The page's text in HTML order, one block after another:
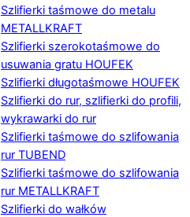
Szlifierki taśmowe do metalu
METALLKRAFT
Szlifierki szerokotaśmowe do
usuwania gratu HOUFEK
Szlifierki długotaśmowe HOUFEK
Szlifierki do rur, szlifierki do profili,
wykrawarki do rur
Szlifierki taśmowe do szlifowania
rur TUBEND
Szlifierki taśmowe do szlifowania
rur METALLKRAFT
Szlifierki do wałków